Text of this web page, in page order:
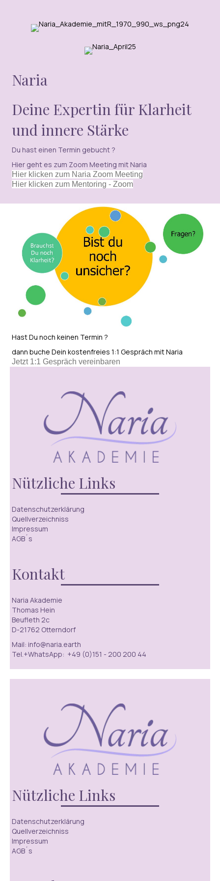
Naria
Deine Expertin für Klarheit
und innere Stärke
Du hast einen Termin gebucht ?
Hier geht es zum Zoom Meeting mit Naria
Hier klicken zum Naria Zoom Meeting
Hier klicken zum Mentoring - Zoom
Hast Du noch keinen Termin ?
dann buche Dein kostenfreies 1:1 Gespräch mit Naria
Jetzt 1:1 Gespräch vereinbaren
Nützliche Links
Datenschutzerklärung
Quellverzeichniss
Impressum
AGB´s
Kontakt
Naria Akademie
Thomas Hein
Beufleth 2c
D-21762 Otterndorf
Mail: info@naria.earth
Tel.+WhatsApp: +49 (0)151 - 200 200 44
Nützliche Links
Datenschutzerklärung
Quellverzeichniss
Impressum
AGB´s